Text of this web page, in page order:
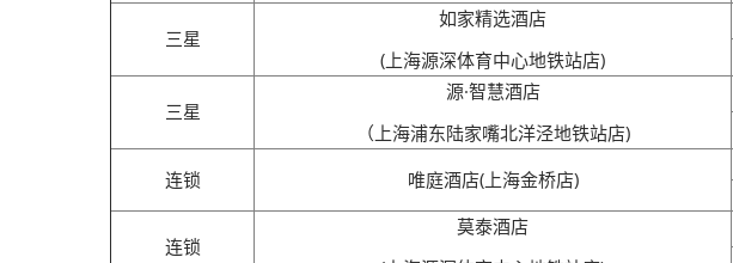
三星
如家精选酒店
(上海源深体育中心地铁站店)
三星
源·智慧酒店
（上海浦东陆家嘴北洋泾地铁站店)
连锁 唯庭酒店(上海金桥店)
连锁
莫泰酒店